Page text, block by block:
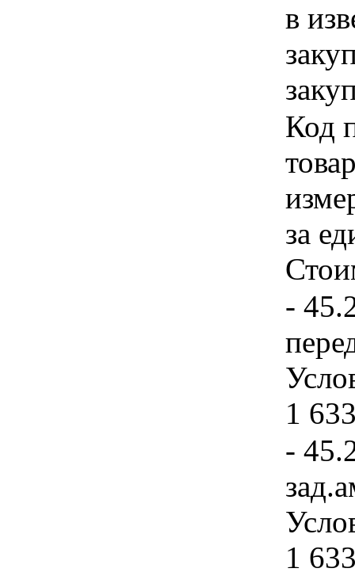
в
Код
за
-
1
-
1